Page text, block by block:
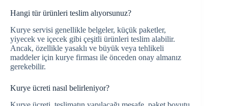
Hangi tür ürünleri teslim alıyorsunuz?
Kurye servisi genellikle belgeler, küçük paketler,
yiyecek ve içecek gibi çeşitli ürünleri teslim alabilir.
Ancak, özellikle yasaklı ve büyük veya tehlikeli
maddeler için kurye firması ile önceden onay almanız
gerekebilir.
Kurye ücreti nasıl belirleniyor?